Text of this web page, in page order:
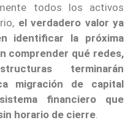
todos los activos
el verdadero valor ya
identificar la próxima
comprender qué redes,
terminarán
migración de capital
financiero que
horario de cierre